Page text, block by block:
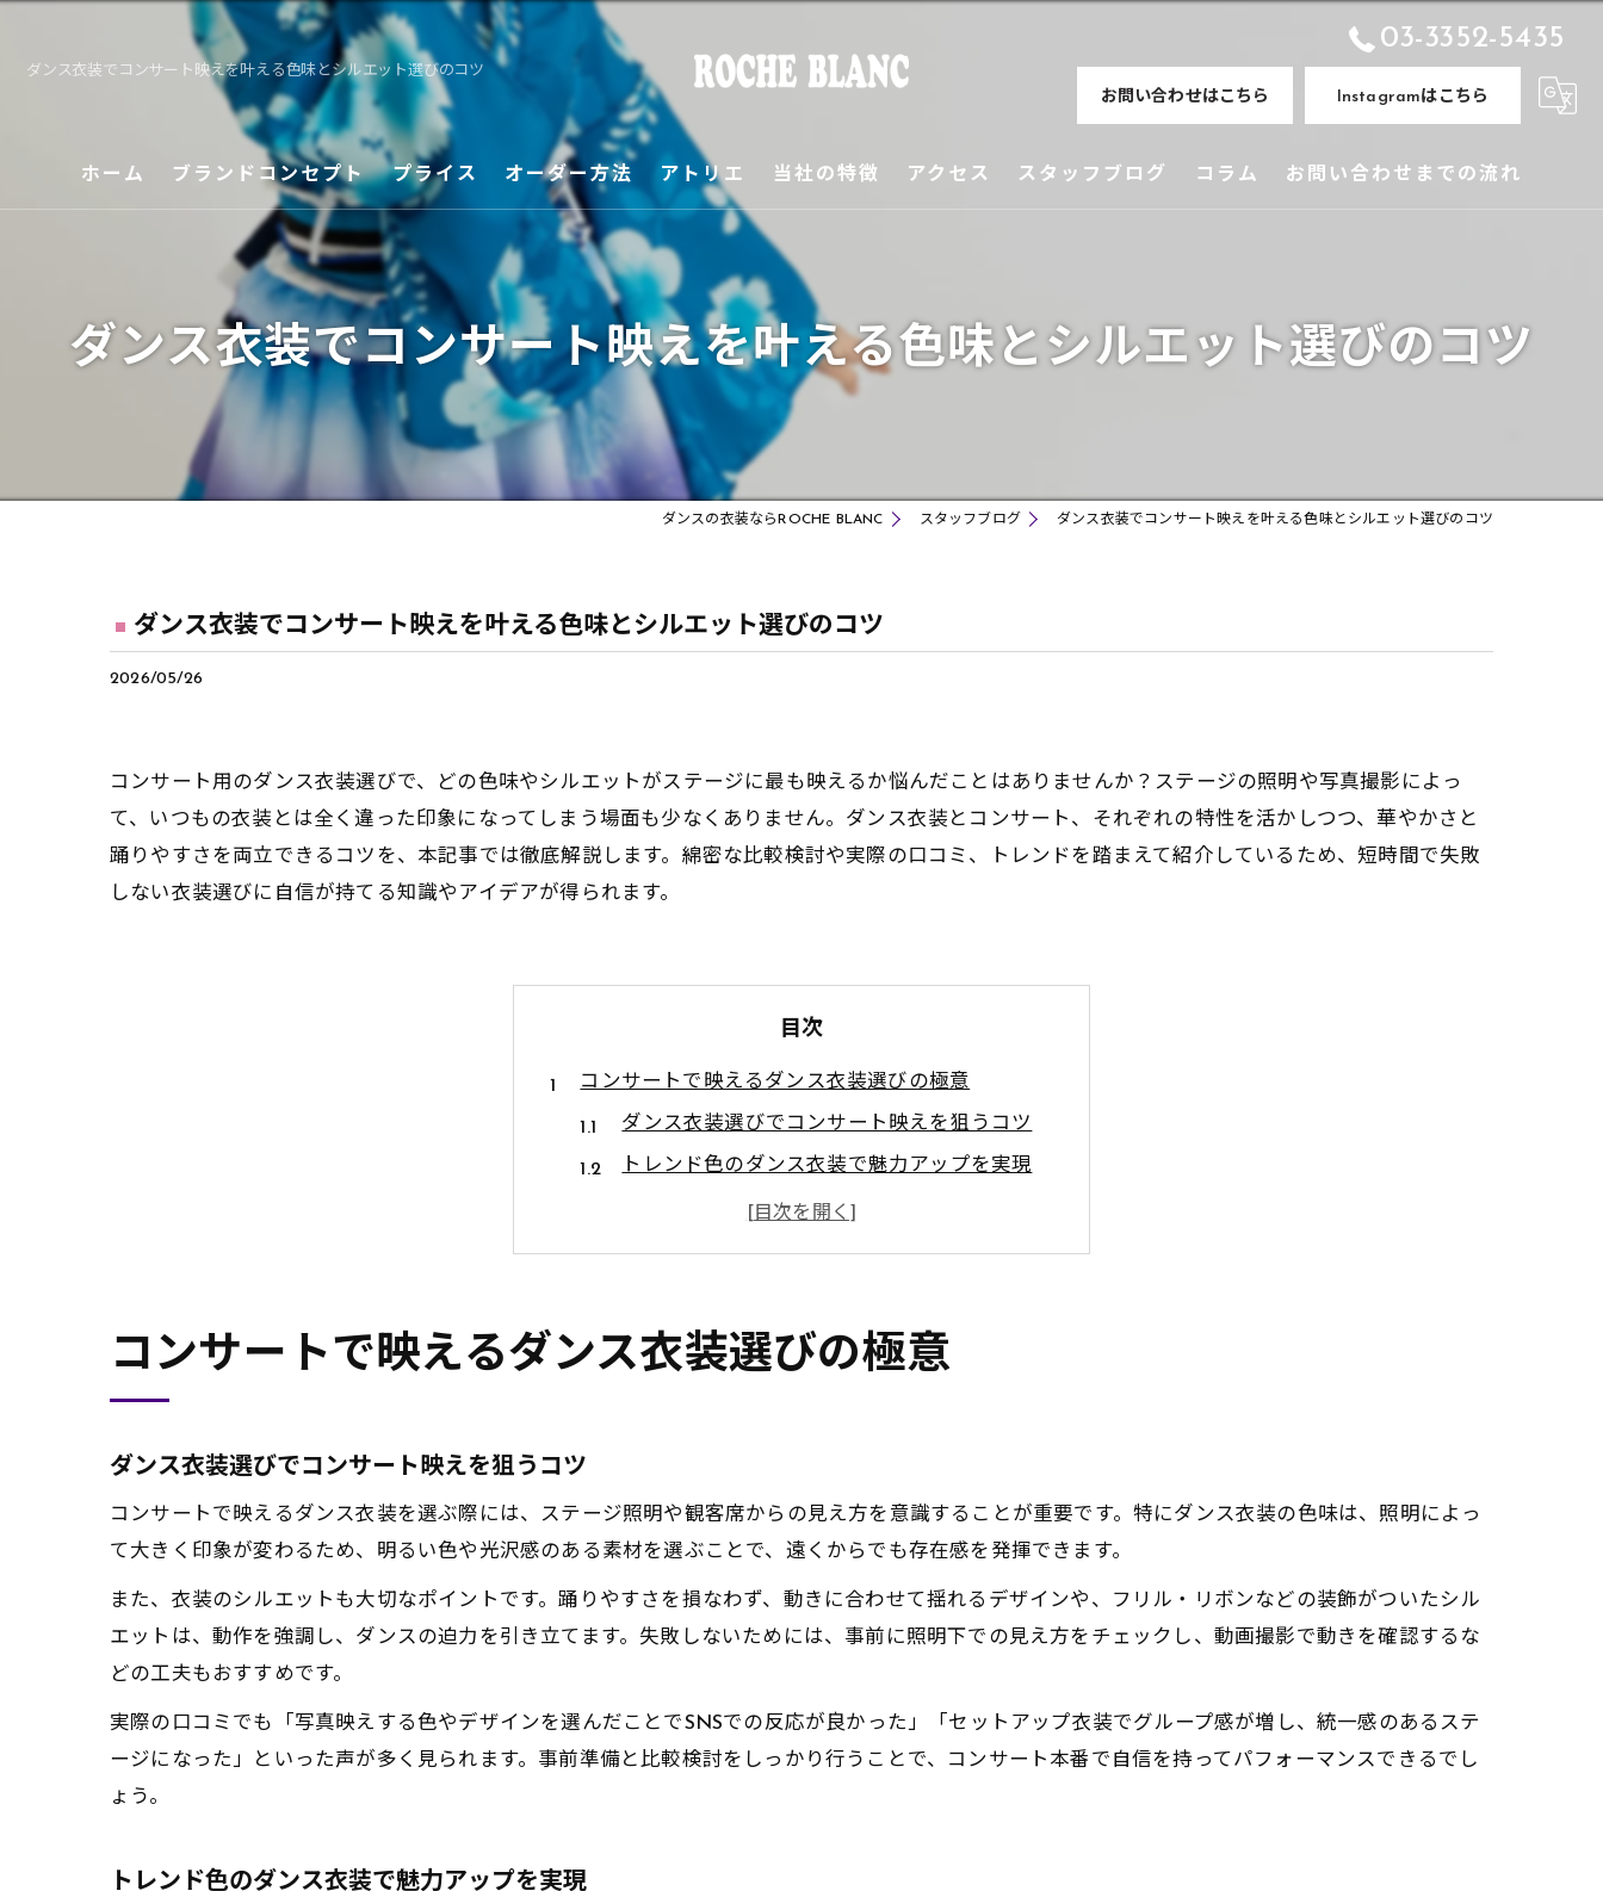
ダンス衣装でコンサート映えを叶える色味とシルエット選びのコツ
03-3352-5435
お問い合わせはこちら Instagramはこちら
ホーム ブランドコンセプト プライス オーダー方法 アトリエ 当社の特徴
ご挨拶
ギャラリー
オーダーサンプル
アクセス スタッフブログ コラム お問い合わせまでの流れ
ダンス衣装でコンサート映えを叶える色味とシルエット選びのコツ
ダンスの衣装ならROCHE BLANC スタッフブログ ダンス衣装でコンサート映えを叶える色味とシルエット選びのコツ
ダンス衣装でコンサート映えを叶える色味とシルエット選びのコツ
2026/05/26
コンサート用のダンス衣装選びで、どの色味やシルエットがステージに最も映えるか悩んだことはありませんか？ステージの照明や写真撮影によっ
て、いつもの衣装とは全く違った印象になってしまう場面も少なくありません。ダンス衣装とコンサート、それぞれの特性を活かしつつ、華やかさと
踊りやすさを両立できるコツを、本記事では徹底解説します。綿密な比較検討や実際の口コミ、トレンドを踏まえて紹介しているため、短時間で失敗
しない衣装選びに自信が持てる知識やアイデアが得られます。
目次
コンサートで映えるダンス衣装選びの極意
ダンス衣装選びでコンサート映えを狙うコツ
トレンド色のダンス衣装で魅力アップを実現
キッズも大人も満足のダンス衣装選び術
ゴールド系ダンス衣装が与える華やかな印象
ステージに映す色とシルエットの魅力法則
照明に映えるダンス衣装の色選びポイント
細見え叶うダンス衣装のシルエット活用術
社交ダンス衣装の色味と動きやすさの両立
踊りやすい素材のダンス衣装で快適ステージ
セットアップダンス衣装の実用性を徹底分析
レディース向けダンス衣装の選び方ガイド
コンサートで映えるダンス衣装選びの極意
ダンス衣装選びでコンサート映えを狙うコツ
コンサートで映えるダンス衣装を選ぶ際には、ステージ照明や観客席からの見え方を意識することが重要です。特にダンス衣装の色味は、照明によっ
て大きく印象が変わるため、明るい色や光沢感のある素材を選ぶことで、遠くからでも存在感を発揮できます。
また、衣装のシルエットも大切なポイントです。踊りやすさを損なわず、動きに合わせて揺れるデザインや、フリル・リボンなどの装飾がついたシル
エットは、動作を強調し、ダンスの迫力を引き立てます。失敗しないためには、事前に照明下での見え方をチェックし、動画撮影で動きを確認するな
どの工夫もおすすめです。
実際の口コミでも「写真映えする色やデザインを選んだことでSNSでの反応が良かった」「セットアップ衣装でグループ感が増し、統一感のあるステ
ージになった」といった声が多く見られます。事前準備と比較検討をしっかり行うことで、コンサート本番で自信を持ってパフォーマンスできるでし
ょう。
トレンド色のダンス衣装で魅力アップを実現